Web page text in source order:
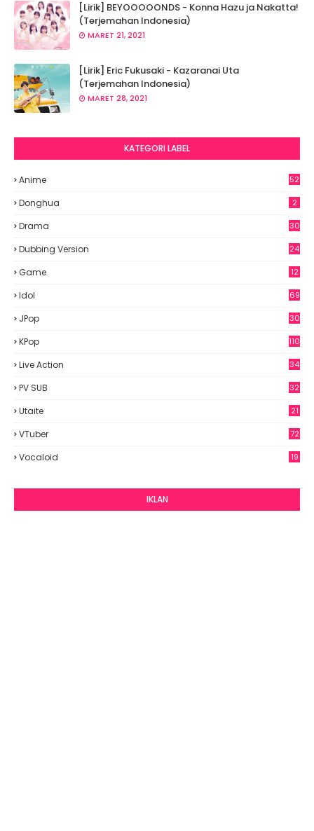
[Lirik] BEYOOOOONDS - Konna Hazu ja Nakatta!
(Terjemahan Indonesia)
MARET 21, 2021
[Lirik] Eric Fukusaki - Kazaranai Uta
(Terjemahan Indonesia)
MARET 28, 2021
KATEGORI LABEL
Anime
52
Donghua 2
Drama 30
Dubbing Version 24
Game 12
Idol
69
JPop
30
KPop 110
Live Action 34
PV SUB 32
Utaite 21
VTuber 72
Vocaloid 19
IKLAN